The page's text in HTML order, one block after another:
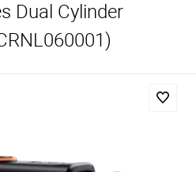
Dual Cylinder